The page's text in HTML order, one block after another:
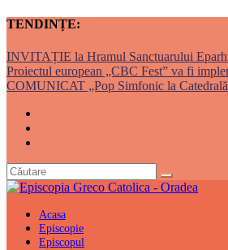
TENDINȚE:
INVITAȚIE la Hramul Sanctuarului
Proiectul european „CBC Fest” va fi
COMUNICAT „Pop Simfonic la
Acasa
Episcopie
Episcopul